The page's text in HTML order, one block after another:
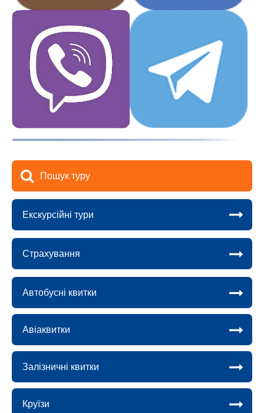
Пошук туру
Екскурсійні тури
Страхування
Автобусні квитки
Авіаквитки
Залізничні квитки
Круїзи